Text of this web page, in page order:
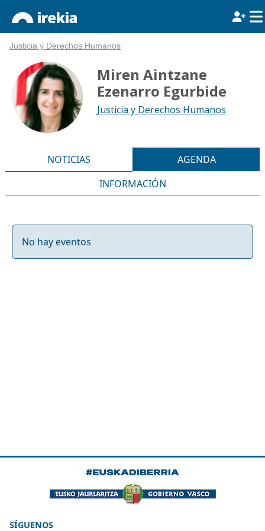
Justicia y Derechos Humanos
Miren Aintzane
Ezenarro Egurbide
Justicia y Derechos Humanos
NOTICIAS
AGENDA
INFORMACIÓN
No hay eventos
SÍGUENOS